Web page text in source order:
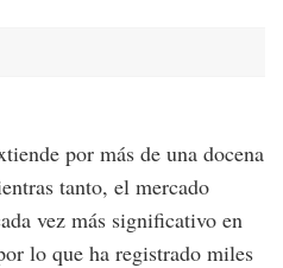
por más de una docena
tanto, el mercado
vez más significativo en
lo que ha registrado miles